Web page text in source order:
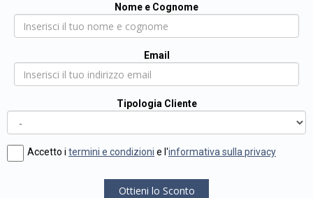
Nome e Cognome
Email
Tipologia Cliente
Accetto i termini e condizioni e l'informativa sulla privacy
Ottieni lo Sconto